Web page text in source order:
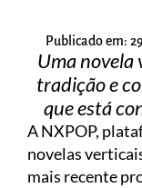
Publicado em:
Uma novela
tradição e
que está
A NXPOP,
novelas
mais recente